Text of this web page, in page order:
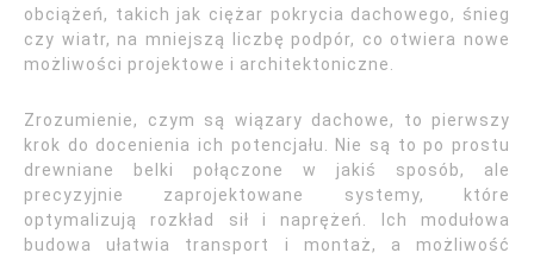
obciążeń, takich jak ciężar pokrycia dachowego, śnieg
czy wiatr, na mniejszą liczbę podpór, co otwiera nowe
możliwości projektowe i architektoniczne.
Zrozumienie, czym są wiązary dachowe, to pierwszy
krok do docenienia ich potencjału. Nie są to po prostu
drewniane belki połączone w jakiś sposób, ale
precyzyjnie zaprojektowane systemy, które
optymalizują rozkład sił i naprężeń. Ich modułowa
budowa ułatwia transport i montaż, a możliwość